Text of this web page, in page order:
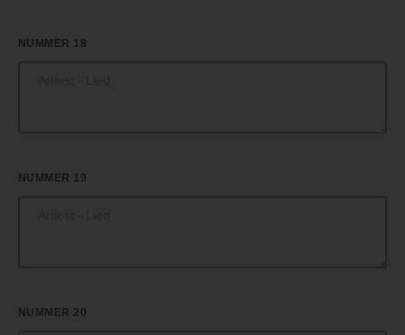
NUMMER 18
NUMMER 19
NUMMER 20